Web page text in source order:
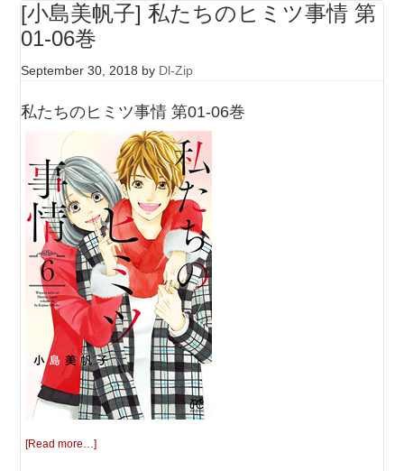
[小島美帆子] 私たちのヒミツ事情 第
01-06巻
September 30, 2018 by Dl-Zip
私たちのヒミツ事情 第01-06巻
[Read more…]